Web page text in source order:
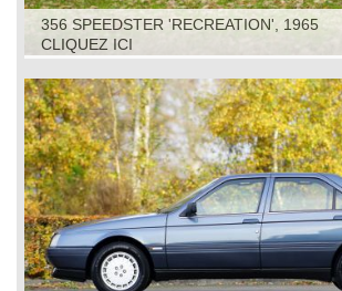
356 SPEEDSTER 'RECREATION', 1965
CLIQUEZ ICI